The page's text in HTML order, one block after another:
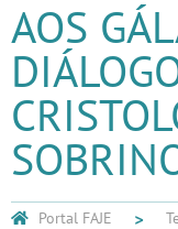
AOS
Portal FAJE